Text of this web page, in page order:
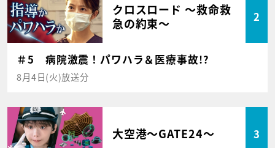
クロスロード ～救命救
急の約束～
2
＃5 病院激震！パワハラ＆医療事故!?
8月4日(火)放送分
大空港～GATE24～ 3